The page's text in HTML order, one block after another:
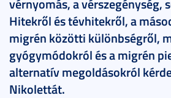
vérnyomás, a vérszegénység,
Hitekről és tévhitekről, a
migrén közötti különbségről,
gyógymódokról és a migrén
alternatív megoldásokról
Nikolettát.